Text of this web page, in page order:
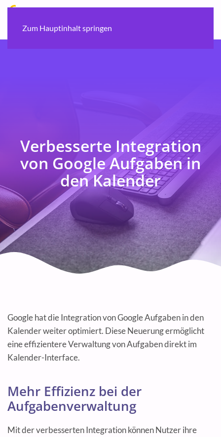
Zum Hauptinhalt springen
Verbesserte Integration
von Google Aufgaben in
den Kalender
Google hat die Integration von Google Aufgaben in den
Kalender weiter optimiert. Diese Neuerung ermöglicht
eine effizientere Verwaltung von Aufgaben direkt im
Kalender-Interface.
Mehr Effizienz bei der
Aufgabenverwaltung
Mit der verbesserten Integration können Nutzer ihre